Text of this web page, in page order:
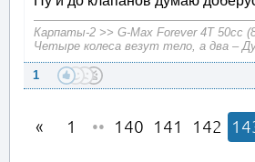
Карпаты-2 >> G-Max Forever 4T 50cc
Четыре колеса везут тело, а два –
1
1 •• 140 141 142